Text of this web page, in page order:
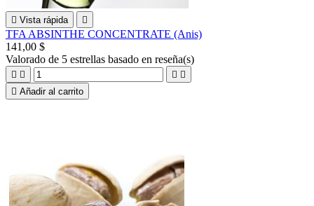
 Vista rápida 
TFA ABSINTHE CONCENTRATE (Anis)
141,00 $
Valorado de 5 estrellas basado en reseña(s)
   
 Añadir al carrito